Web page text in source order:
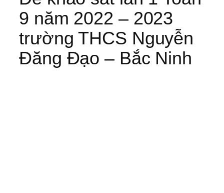
9 năm 2022 – 2023
trường THCS Nguyễn
Đăng Đạo – Bắc Ninh